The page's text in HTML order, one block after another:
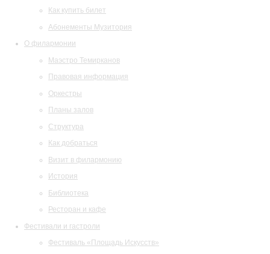
Как купить билет
Абонементы Музитория
О филармонии
Маэстро Темирканов
Правовая информация
Оркестры
Планы залов
Структура
Как добраться
Визит в филармонию
История
Библиотека
Ресторан и кафе
Фестивали и гастроли
Фестиваль «Площадь Искусств»